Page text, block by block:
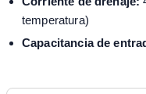
temperatura)
Capacitancia de